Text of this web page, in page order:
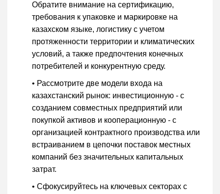
Обратите внимание на сертификацию,
требования к упаковке и маркировке на
казахском языке, логистику с учетом
протяженности территории и климатических
условий, а также предпочтения конечных
потребителей и конкурентную среду.
• Рассмотрите две модели входа на
казахстанский рынок: инвестиционную - с
созданием совместных предприятий или
покупкой активов и кооперационную - с
организацией контрактного производства или
встраиванием в цепочки поставок местных
компаний без значительных капитальных
затрат.
• Сфокусируйтесь на ключевых секторах с